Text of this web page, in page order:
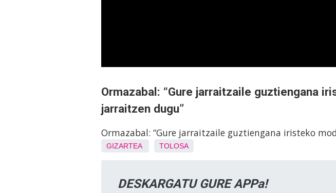
Ormazabal: “Gure jarraitzaile guztiengana
jarraitzen dugu”
Ormazabal: “Gure jarraitzaile guztiengana iristeko
GIZARTEA TOLOSA
DESKARGATU GURE APPa!